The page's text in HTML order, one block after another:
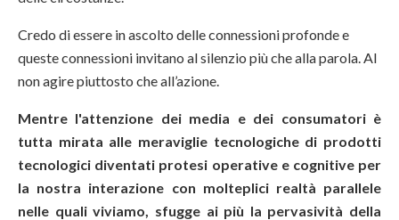
Credo di essere in ascolto delle connessioni profonde e
queste connessioni invitano al silenzio più che alla parola. Al
non agire piuttosto che all’azione.
Mentre l'attenzione dei media e dei consumatori è
tutta mirata alle meraviglie tecnologiche di prodotti
tecnologici diventati protesi operative e cognitive per
la nostra interazione con molteplici realtà parallele
nelle quali viviamo, sfugge ai più la pervasività della